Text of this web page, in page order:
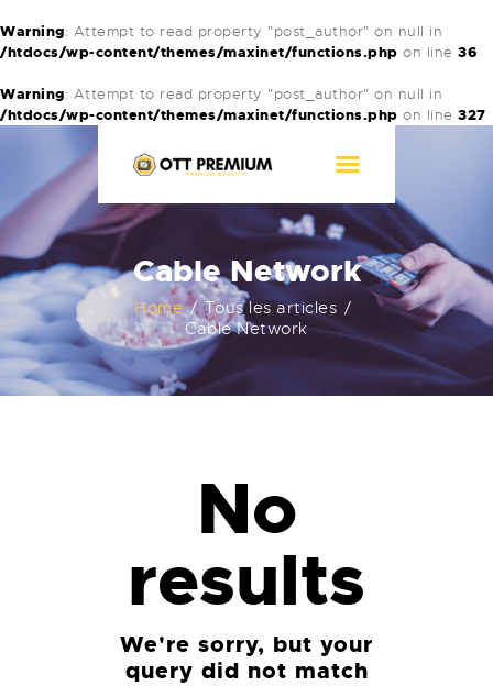
Warning: Attempt to read property "post_author" on null in
/htdocs/wp-content/themes/maxinet/functions.php on line 36
Warning: Attempt to read property "post_author" on null in
/htdocs/wp-content/themes/maxinet/functions.php on line 327
Cable Network
Home
Tous les articles
Cable Network
ACCUEIL
NOS ABONNEMENTS
ESSAIS
CONTACT
No
results
We're sorry, but your
query did not match